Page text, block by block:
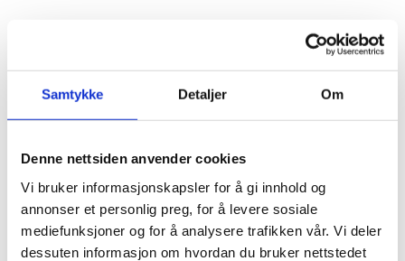
Samtykke Detaljer Om
Denne nettsiden anvender cookies
Vi bruker informasjonskapsler for å gi innhold og
annonser et personlig preg, for å levere sosiale
mediefunksjoner og for å analysere trafikken vår. Vi deler
dessuten informasjon om hvordan du bruker nettstedet